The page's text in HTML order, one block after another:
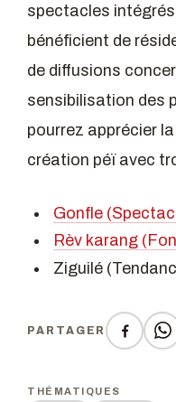
spectacles
bénéficient de
de diffusions
sensibilisation des
pourrez apprécier
création péï avec
Gonfle
Rèv karang
Ziguilé
PARTAGER
THÉMATIQUES